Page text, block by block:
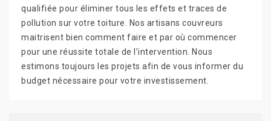
qualifiée pour éliminer tous les effets et traces de
pollution sur votre toiture. Nos artisans couvreurs
maitrisent bien comment faire et par où commencer
pour une réussite totale de l’intervention. Nous
estimons toujours les projets afin de vous informer du
budget nécessaire pour votre investissement.